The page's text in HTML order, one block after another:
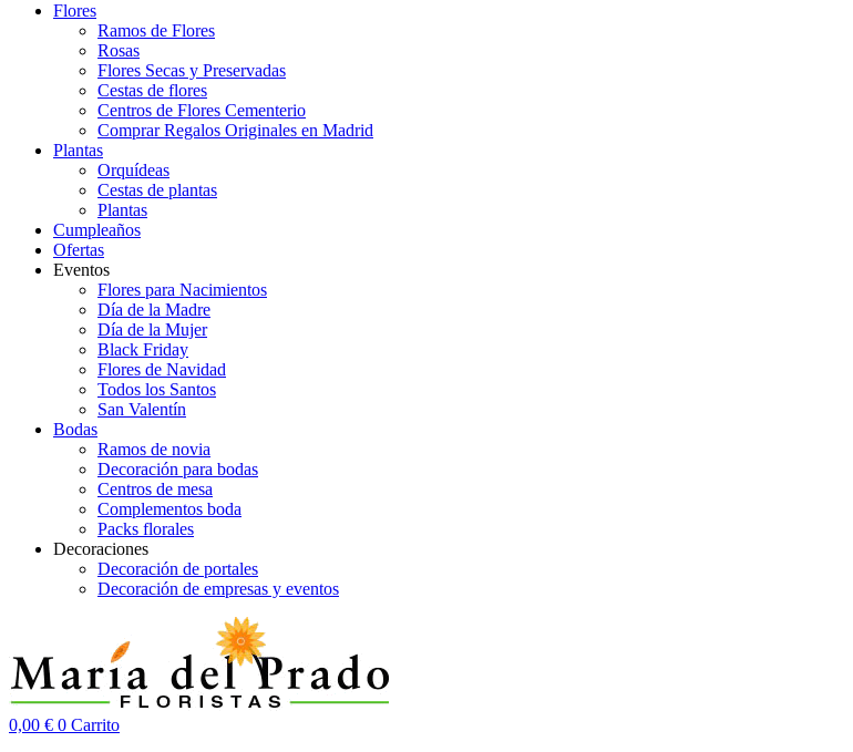
Flores
Ramos de Flores
Rosas
Flores Secas y Preservadas
Cestas de flores
Centros de Flores Cementerio
Comprar Regalos Originales en Madrid
Plantas
Orquídeas
Cestas de plantas
Plantas
Cumpleaños
Ofertas
Eventos
Flores para Nacimientos
Día de la Madre
Día de la Mujer
Black Friday
Flores de Navidad
Todos los Santos
San Valentín
Bodas
Ramos de novia
Decoración para bodas
Centros de mesa
Complementos boda
Packs florales
Decoraciones
Decoración de portales
Decoración de empresas y eventos
0,00 € 0 Carrito